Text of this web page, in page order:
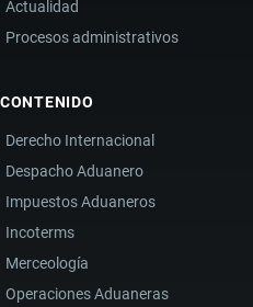
Actualidad
Procesos administrativos
CONTENIDO
Derecho Internacional
Despacho Aduanero
Impuestos Aduaneros
Incoterms
Merceología
Operaciones Aduaneras